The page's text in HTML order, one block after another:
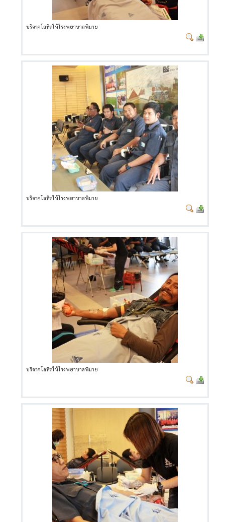
บริจาคโลหิตให้โรงพยาบาลพิมาย
บริจาคโลหิตให้โรงพยาบาลพิมาย
บริจาคโลหิตให้โรงพยาบาลพิมาย